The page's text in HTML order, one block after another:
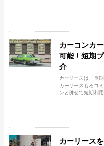
カーコンカ
可能！短期
介
カーリースは「長
カーリースもろコ
ンと併せて短期利
カーリース